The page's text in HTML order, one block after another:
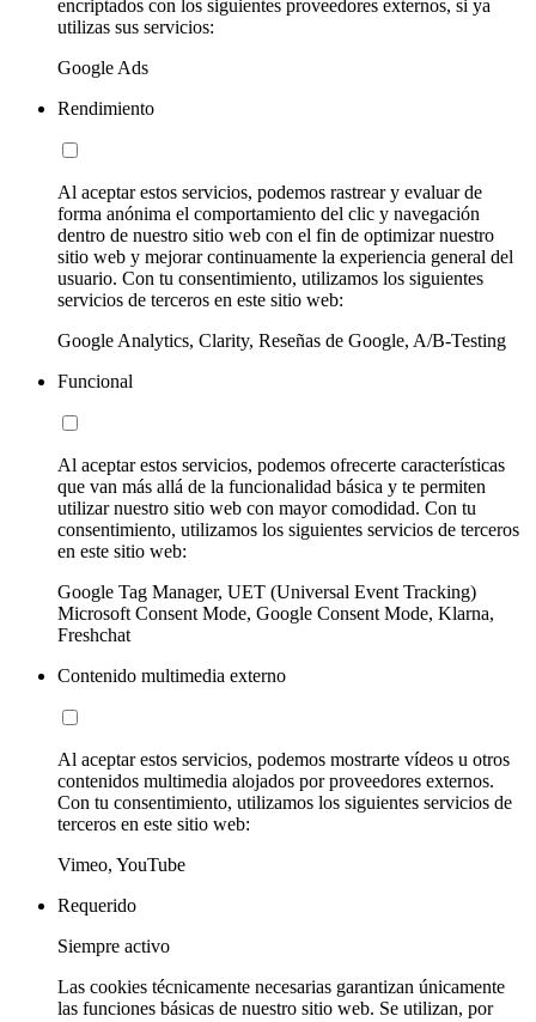
encriptados con los siguientes proveedores externos, si ya
utilizas sus servicios:
Google Ads
Rendimiento
Al aceptar estos servicios, podemos rastrear y evaluar de
forma anónima el comportamiento del clic y navegación
dentro de nuestro sitio web con el fin de optimizar nuestro
sitio web y mejorar continuamente la experiencia general del
usuario. Con tu consentimiento, utilizamos los siguientes
servicios de terceros en este sitio web:
Google Analytics, Clarity, Reseñas de Google, A/B-Testing
Funcional
Al aceptar estos servicios, podemos ofrecerte características
que van más allá de la funcionalidad básica y te permiten
utilizar nuestro sitio web con mayor comodidad. Con tu
consentimiento, utilizamos los siguientes servicios de terceros
en este sitio web:
Google Tag Manager, UET (Universal Event Tracking)
Microsoft Consent Mode, Google Consent Mode, Klarna,
Freshchat
Contenido multimedia externo
Al aceptar estos servicios, podemos mostrarte vídeos u otros
contenidos multimedia alojados por proveedores externos.
Con tu consentimiento, utilizamos los siguientes servicios de
terceros en este sitio web:
Vimeo, YouTube
Requerido
Siempre activo
Las cookies técnicamente necesarias garantizan únicamente
las funciones básicas de nuestro sitio web. Se utilizan, por